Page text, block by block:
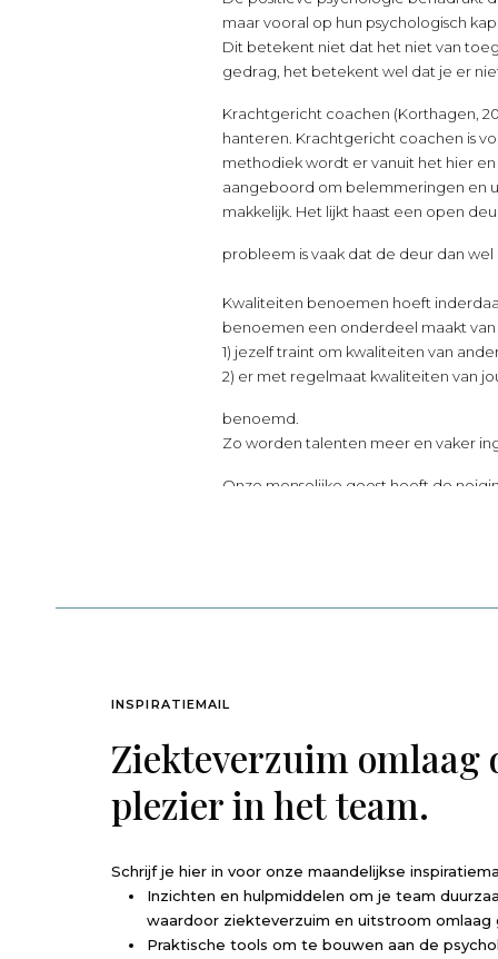
maar vooral op hun psychologisch
Dit betekent niet dat het niet van
gedrag, het betekent wel dat je er
Krachtgericht coachen (Korthagen,
hanteren. Krachtgericht coachen is
methodiek wordt er vanuit het hier
aangeboord om belemmeringen en
makkelijk. Het lijkt haast een open
probleem is vaak dat de deur dan
Kwaliteiten benoemen hoeft
benoemen een onderdeel maakt van
1) jezelf traint om kwaliteiten van
2) er met regelmaat kwaliteiten van
benoemd.
Zo worden talenten meer en vaker
Onze menselijke geest heeft de
van het psychologisch kapitaal van
Als iedereen in de organisatie zich
(kunnen) worden aangeboord. Dit
uiteindelijk dus effectiever. Er
eerder hoe zij zelf een onderdeel
De eerste stap om dit binnen het
Schrijf je hier in voor onze maandelijkse
Inzichten en hulpmiddelen om je team
waardoor ziekteverzuim en uitstroom omlaag
Praktische tools om te bouwen aan de
Ziekteverzuim omlaag
plezier in het team.
INSPIRATIEMAIL